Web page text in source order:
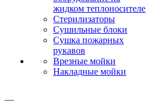
жидком теплоносителе
Стерилизаторы
Сушильные блоки
Сушка пожарных
рукавов
Врезные мойки
Накладные мойки